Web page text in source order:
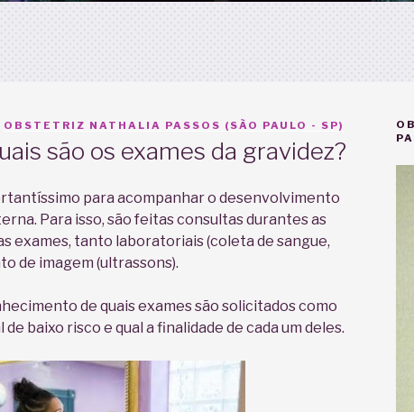
OBSTETRIZ NATHALIA PASSOS (SÃO PAULO - SP)
são os exames da gravidez?
para acompanhar o desenvolvimento
Para isso, são feitas consultas durantes as
exames, tanto laboratoriais (coleta de sangue,
de imagem (ultrassons).
de quais exames são solicitados como
baixo risco e qual a finalidade de cada um deles.